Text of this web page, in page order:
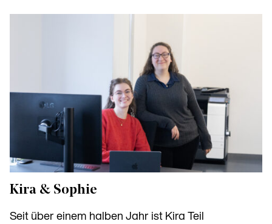
Kira & Sophie
Seit über einem halben Jahr ist Kira Teil